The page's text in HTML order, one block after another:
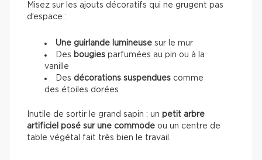
Misez sur les ajouts décoratifs qui ne grugent pas
d’espace :
Une guirlande lumineuse sur le mur
Des bougies parfumées au pin ou à la
vanille
Des décorations suspendues comme
des étoiles dorées
Inutile de sortir le grand sapin : un petit arbre
artificiel posé sur une commode ou un centre de
table végétal fait très bien le travail.